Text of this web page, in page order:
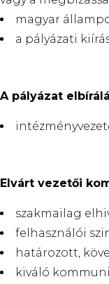
magyar
a pályázati
A pályázat
Elvárt vezetői
szakmailag
felhasználói
határozott,
kiváló